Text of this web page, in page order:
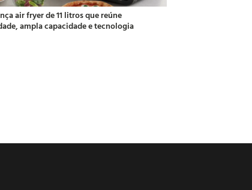
air fryer de 11 litros que reúne
ampla capacidade e tecnologia